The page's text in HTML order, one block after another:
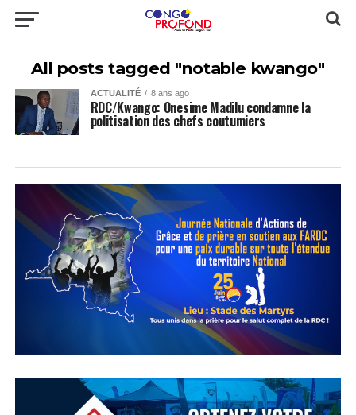
All posts tagged "notable kwango"
ACTUALITÉ 8 ans ago
RDC/Kwango: Onesime Madilu condamne la
politisation des chefs coutumiers